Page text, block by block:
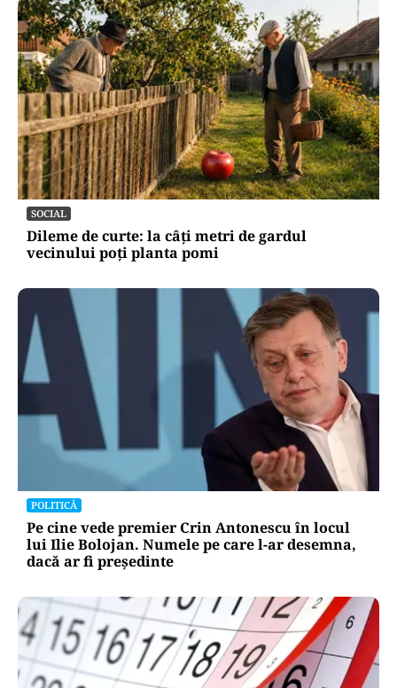
POLITICĂ
Băsescu îi taxează pe Bolojan și Nicușor Dan:
„A avut grijă să se vadă că a luat o carte de la
anticariat”
Dileme de curte: la câți metri de gardul
vecinului poți planta pomi